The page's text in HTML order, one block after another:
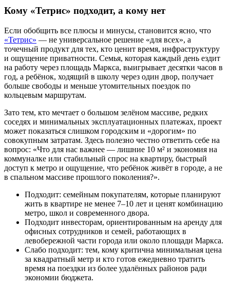
Кому «Тетрис» подходит, а кому нет
Если обобщить все плюсы и минусы, становится ясно, что
«Тетрис» — не универсальное решение «для всех», а
точечный продукт для тех, кто ценит время, инфраструктуру
и ощущение приватности. Семья, которая каждый день ездит
на работу через площадь Маркса, выигрывает десятки часов в
год, а ребёнок, ходящий в школу через один двор, получает
больше свободы и меньше утомительных поездок по
кольцевым маршрутам.
Зато тем, кто мечтает о большом зелёном массиве, редких
соседях и минимальных эксплуатационных платежах, проект
может показаться слишком городским и «дорогим» по
совокупным затратам. Здесь полезно честно ответить себе на
вопрос: «Что для нас важнее — лишние 10 м² и экономия на
коммуналке или стабильный спрос на квартиру, быстрый
доступ к метро и ощущение, что ребёнок живёт в городе, а не
в спальном массиве прошлого поколения?».
Подходит: семейным покупателям, которые планируют
жить в квартире не менее 7–10 лет и ценят комбинацию
метро, школ и современного двора.
Подходит инвесторам, ориентированным на аренду для
офисных сотрудников и семей, работающих в
левобережной части города или около площади Маркса.
Слабо подходит: тем, кому критична минимальная цена
за квадратный метр и кто готов ежедневно тратить
время на поездки из более удалённых районов ради
экономии бюджета.